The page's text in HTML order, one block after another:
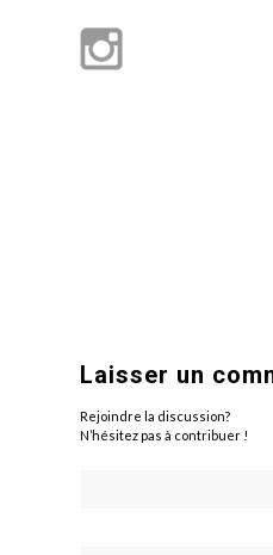
Laisser un
Rejoindre la discussion?
N’hésitez pas à contribuer !